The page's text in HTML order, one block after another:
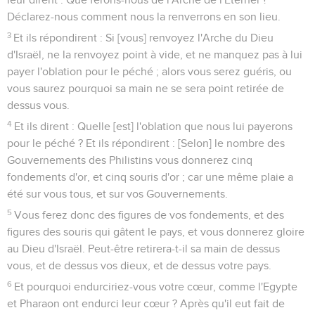
Déclarez-nous comment nous la renverrons en son lieu.
3 Et ils répondirent : Si [vous] renvoyez l'Arche du Dieu
d'Israël, ne la renvoyez point à vide, et ne manquez pas à lui
payer l'oblation pour le péché ; alors vous serez guéris, ou
vous saurez pourquoi sa main ne se sera point retirée de
dessus vous.
4 Et ils dirent : Quelle [est] l'oblation que nous lui payerons
pour le péché ? Et ils répondirent : [Selon] le nombre des
Gouvernements des Philistins vous donnerez cinq
fondements d'or, et cinq souris d'or ; car une même plaie a
été sur vous tous, et sur vos Gouvernements.
5 Vous ferez donc des figures de vos fondements, et des
figures des souris qui gâtent le pays, et vous donnerez gloire
au Dieu d'Israël. Peut-être retirera-t-il sa main de dessus
vous, et de dessus vos dieux, et de dessus votre pays.
6 Et pourquoi endurciriez-vous votre cœur, comme l'Egypte
et Pharaon ont endurci leur cœur ? Après qu'il eut fait de